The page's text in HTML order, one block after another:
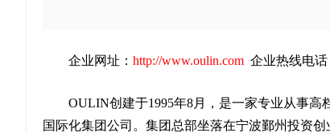
企业网址： http://www.oulin.com 企业热线电话
OULIN创建于1995年8月，是一家专业从事
国际化集团公司。集团总部坐落在宁波鄞州投资